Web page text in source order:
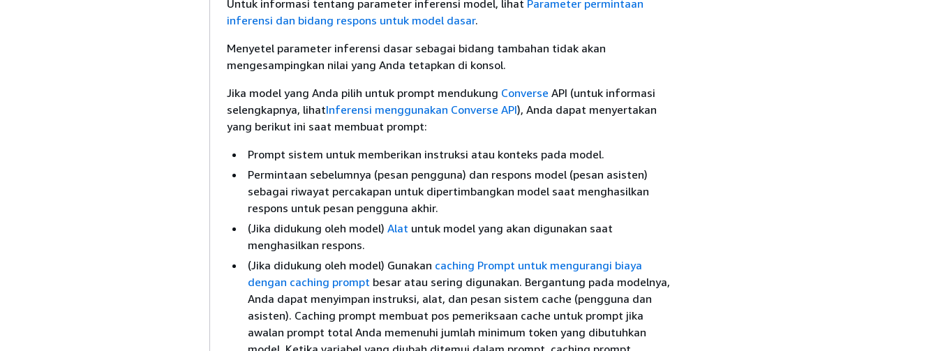
Untuk informasi tentang parameter inferensi model, lihat Parameter permintaan
inferensi dan bidang respons untuk model dasar.
Menyetel parameter inferensi dasar sebagai bidang tambahan tidak akan
mengesampingkan nilai yang Anda tetapkan di konsol.
Jika model yang Anda pilih untuk prompt mendukung Converse API (untuk informasi
selengkapnya, lihatInferensi menggunakan Converse API), Anda dapat menyertakan
yang berikut ini saat membuat prompt:
Prompt sistem untuk memberikan instruksi atau konteks pada model.
Permintaan sebelumnya (pesan pengguna) dan respons model (pesan asisten)
sebagai riwayat percakapan untuk dipertimbangkan model saat menghasilkan
respons untuk pesan pengguna akhir.
(Jika didukung oleh model) Alat untuk model yang akan digunakan saat
menghasilkan respons.
(Jika didukung oleh model) Gunakan caching Prompt untuk mengurangi biaya
dengan caching prompt besar atau sering digunakan. Bergantung pada modelnya,
Anda dapat menyimpan instruksi, alat, dan pesan sistem cache (pengguna dan
asisten). Caching prompt membuat pos pemeriksaan cache untuk prompt jika
awalan prompt total Anda memenuhi jumlah minimum token yang dibutuhkan